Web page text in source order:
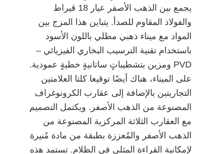
يجمع بين الذهب الأصفر عيار 18 قيراط
والفولاذ المقاوم للصدأ. يتباين هذا المزج بين
المواد مع ميناء ذهبي مطلي باللون الأسود
باستخدام تقنية الترسيب البخاري الفيزيائي –
PVD ومزين بتشطيباتٍ ساتانيةٍ خطيةٍ عمودية.
على الميناء، هناك أيضًا توقيعا كلتا العلامتين
التجاريتين بالإضافة إلى عقارب الكرونوغراف
المصنوعة من الذهب الأصفر. ويكتمل التصميم
مع العقارب الثلاثة المركزية المصنوعة من
الذهب الأصفر والمُعززة بطبقة من مادة مُنيرة
لإمكانية القراءة المثلى في الظلام. تستمد هذه